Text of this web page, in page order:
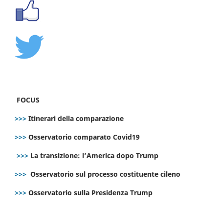
FOCUS
>>> Itinerari della comparazione
>>> Osservatorio comparato Covid19
>>> La transizione: l’America dopo Trump
>>> Osservatorio sul processo costituente cileno
>>> Osservatorio sulla Presidenza Trump